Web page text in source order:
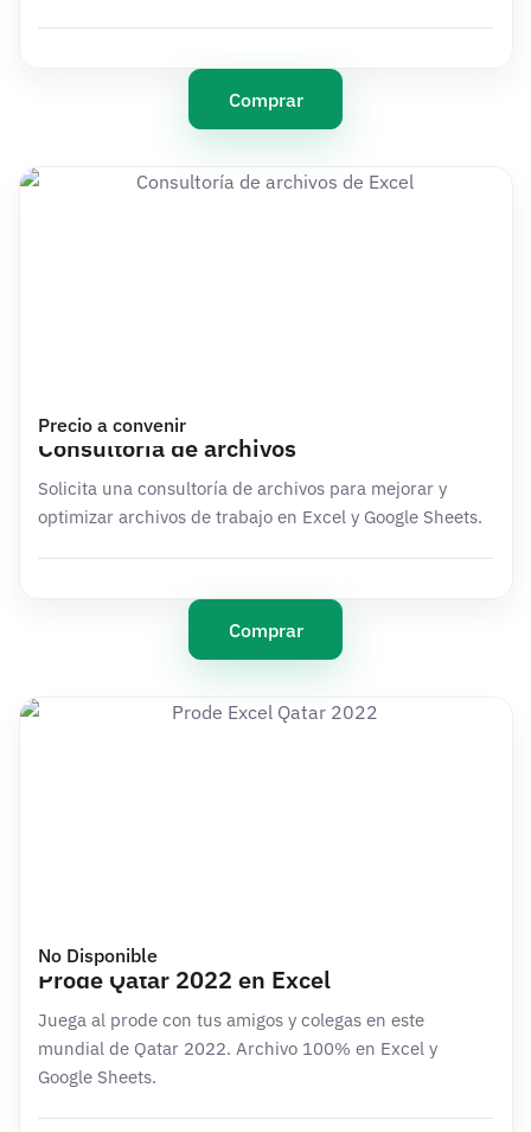
Comprar
Precio a convenir
Consultoría de archivos
Solicita una consultoría de archivos para mejorar y
optimizar archivos de trabajo en Excel y Google Sheets.
Comprar
No Disponible
Prode Qatar 2022 en Excel
Juega al prode con tus amigos y colegas en este
mundial de Qatar 2022. Archivo 100% en Excel y
Google Sheets.